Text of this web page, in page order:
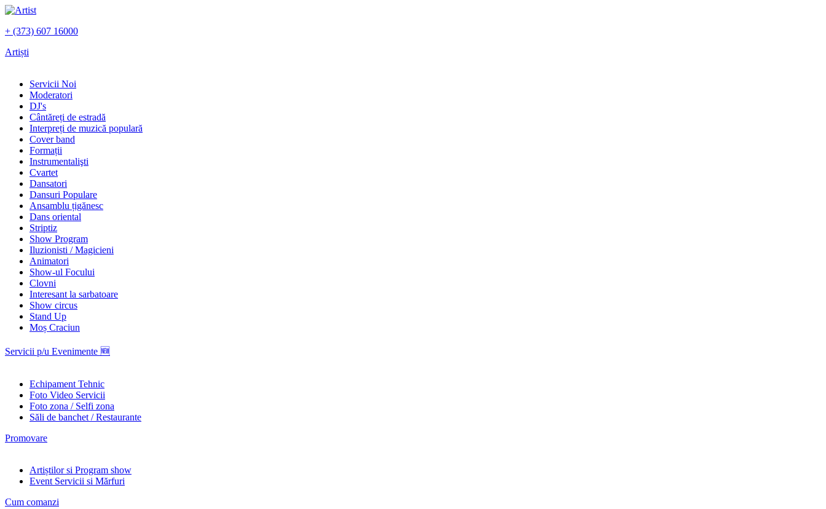
+ (373) 607 16000
Artiști
Servicii Noi
Moderatori
DJ's
Сântăreți de estradă
Interpreți de muzică populară
Сover band
Formații
Instrumentalişti
Cvartet
Dansatori
Dansuri Populare
Ansamblu țigănesc
Dans oriental
Striptiz
Show Program
Iluzionisti / Magicieni
Animatori
Show-ul Focului
Clovni
Interesant la sarbatoare
Show circus
Stand Up
Moș Craciun
Servicii p/u Evenimente 🆕
Echipament Tehnic
Foto Video Servicii
Foto zona / Selfi zona
Săli de banchet / Restaurante
Promovare
Artiștilor si Program show
Event Servicii si Mărfuri
Cum comanzi